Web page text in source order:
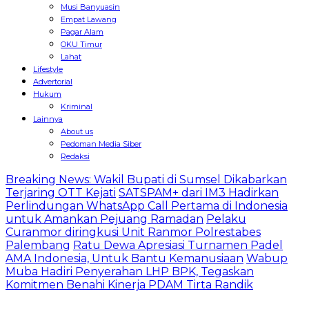
Musi Banyuasin
Empat Lawang
Pagar Alam
OKU Timur
Lahat
Lifestyle
Advertorial
Hukum
Kriminal
Lainnya
About us
Pedoman Media Siber
Redaksi
Breaking News: Wakil Bupati di Sumsel Dikabarkan
Terjaring OTT Kejati SATSPAM+ dari IM3 Hadirkan
Perlindungan WhatsApp Call Pertama di Indonesia
untuk Amankan Pejuang Ramadan Pelaku
Curanmor diringkusi Unit Ranmor Polrestabes
Palembang Ratu Dewa Apresiasi Turnamen Padel
AMA Indonesia, Untuk Bantu Kemanusiaan Wabup
Muba Hadiri Penyerahan LHP BPK, Tegaskan
Komitmen Benahi Kinerja PDAM Tirta Randik